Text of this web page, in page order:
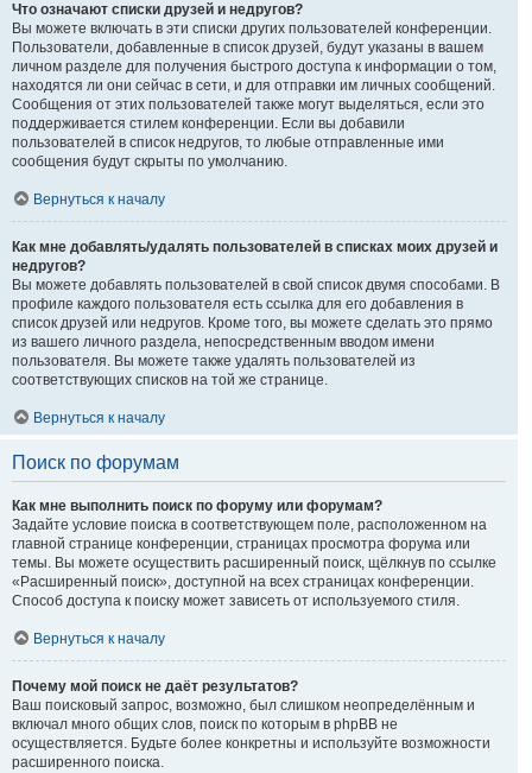
Что означают списки друзей и недругов?
Вы можете включать в эти списки других пользователей конференции.
Пользователи, добавленные в список друзей, будут указаны в вашем
личном разделе для получения быстрого доступа к информации о том,
находятся ли они сейчас в сети, и для отправки им личных сообщений.
Сообщения от этих пользователей также могут выделяться, если это
поддерживается стилем конференции. Если вы добавили
пользователей в список недругов, то любые отправленные ими
сообщения будут скрыты по умолчанию.
Вернуться к началу
Как мне добавлять/удалять пользователей в списках моих друзей и
недругов?
Вы можете добавлять пользователей в свой список двумя способами. В
профиле каждого пользователя есть ссылка для его добавления в
список друзей или недругов. Кроме того, вы можете сделать это прямо
из вашего личного раздела, непосредственным вводом имени
пользователя. Вы можете также удалять пользователей из
соответствующих списков на той же странице.
Вернуться к началу
Поиск по форумам
Как мне выполнить поиск по форуму или форумам?
Задайте условие поиска в соответствующем поле, расположенном на
главной странице конференции, страницах просмотра форума или
темы. Вы можете осуществить расширенный поиск, щёлкнув по ссылке
«Расширенный поиск», доступной на всех страницах конференции.
Способ доступа к поиску может зависеть от используемого стиля.
Вернуться к началу
Почему мой поиск не даёт результатов?
Ваш поисковый запрос, возможно, был слишком неопределённым и
включал много общих слов, поиск по которым в phpBB не
осуществляется. Будьте более конкретны и используйте возможности
расширенного поиска.